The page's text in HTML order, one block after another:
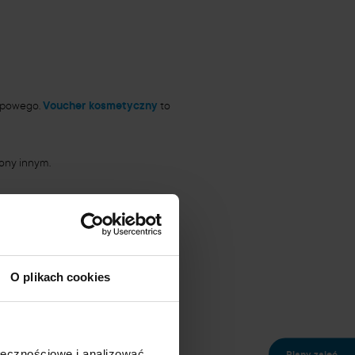
O plikach cookies
Voucher kosmetyczny to
innym.